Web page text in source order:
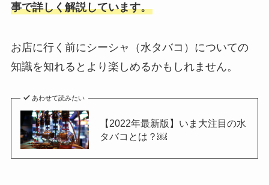
事で詳しく解説しています。
お店に行く前にシーシャ（水タバコ）についての
知識を知れるとより楽しめるかもしれません。
あわせて読みたい
【2022年最新版】いま大注目の水
タバコとは？￼